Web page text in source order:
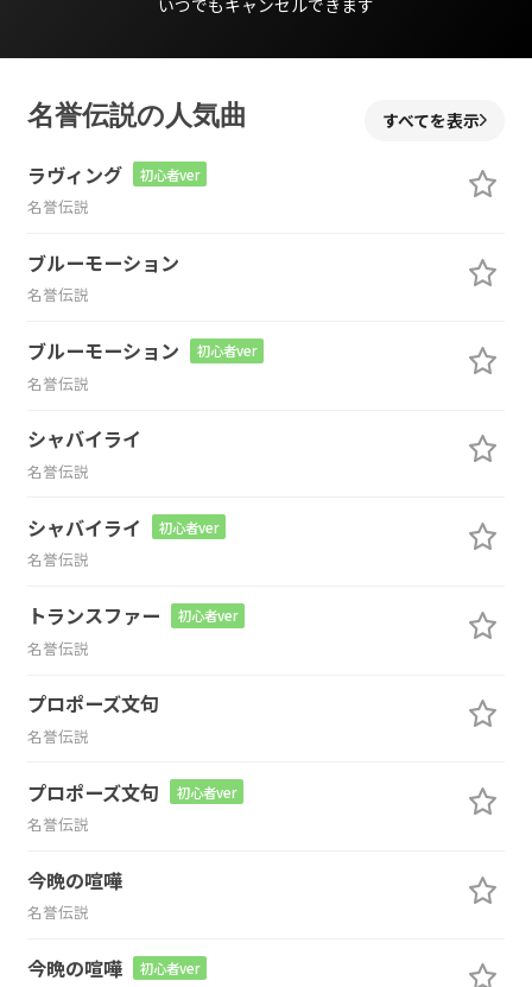
名誉伝説の人気曲 すべてを表示
ラヴィング 初心者ver
名誉伝説
ブルーモーション
名誉伝説
ブルーモーション 初心者ver
名誉伝説
シャバイライ
名誉伝説
シャバイライ 初心者ver
名誉伝説
トランスファー 初心者ver
名誉伝説
プロポーズ文句
名誉伝説
プロポーズ文句 初心者ver
名誉伝説
今晩の喧嘩
名誉伝説
今晩の喧嘩 初心者ver